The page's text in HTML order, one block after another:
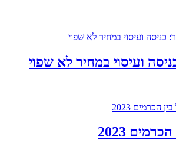
ועיסוי במחיר לא שפוי
2023